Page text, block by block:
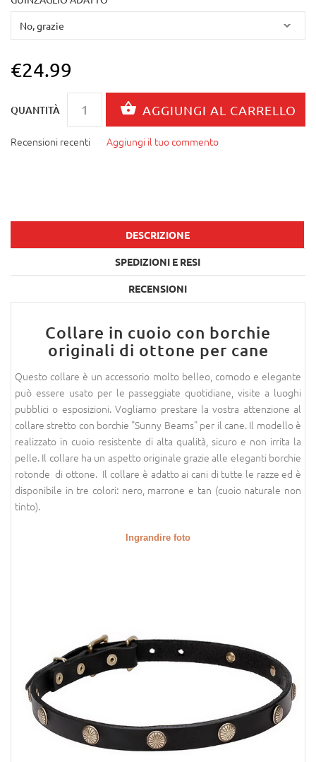
€24.99
QUANTITÀ
Recensioni recenti Aggiungi il tuo commento
DESCRIZIONE
SPEDIZIONI E RESI
RECENSIONI
Collare in cuoio con borchie
originali di ottone per cane
Questo collare è un accessorio molto belleo, comodo e elegante
può essere usato per le passeggiate quotidiane, visite a luoghi
pubblici o esposizioni. Vogliamo prestare la vostra attenzione al
collare stretto con borchie "Sunny Beams" per il cane. Il modello è
realizzato in cuoio resistente di alta qualità, sicuro e non irrita la
pelle. Il collare ha un aspetto originale grazie alle eleganti borchie
rotonde di ottone. Il collare è adatto ai cani di tutte le razze ed è
disponibile in tre colori: nero, marrone e tan (cuoio naturale non
tinto).
Ingrandire foto